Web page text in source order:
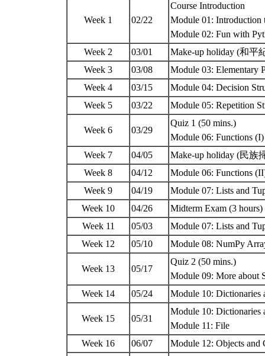
Week 1 02/22
Course Introduction
Module 01: Introduction
Module 02: Fun with
Week 2
03/01
Make-up holiday (和平
Week 3
03/08
Module 03: Elementary
Week 4
03/15
Module 04: Decision
Week 5
03/22 Module 05: Repetition
Week 6 03/29
Quiz 1 (50 mins.)
Module 06: Functions
Week 7
04/05
Make-up holiday (民族
Week 8
04/12
Module 06: Functions
Week 9
04/19
Module 07: Lists and
Week 10
04/26
Midterm Exam (3 hours)
Week 11
05/03
Module 07: Lists and
Week 12
05/10 Module 08: NumPy
Week 13 05/17
Quiz 2 (50 mins.)
Module 09: More about
Week 14
05/24 Module 10: Dictionaries
Week 15 05/31
Module 10: Dictionaries
Module 11: File
Week 16
06/07 Module 12: Objects and